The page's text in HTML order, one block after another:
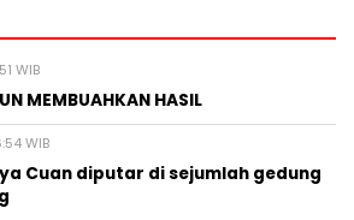
WIB
MEMBUAHKAN HASIL
WIB
Cuan diputar di sejumlah gedung